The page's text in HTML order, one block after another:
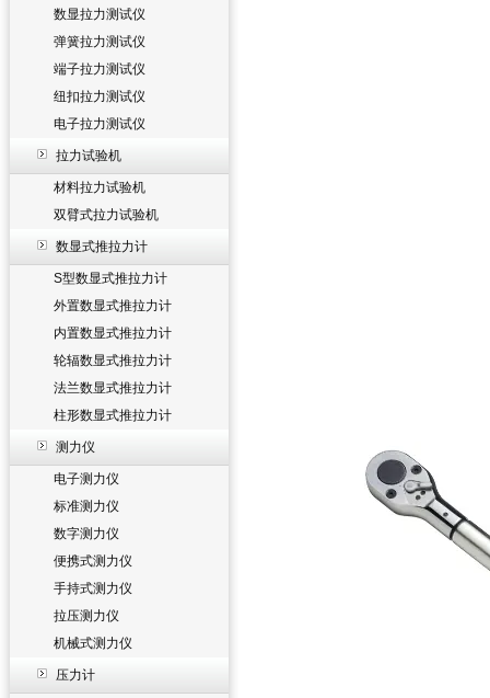
数显拉力测试仪
弹簧拉力测试仪
端子拉力测试仪
纽扣拉力测试仪
电子拉力测试仪
拉力试验机
材料拉力试验机
双臂式拉力试验机
数显式推拉力计
S型数显式推拉力计
外置数显式推拉力计
内置数显式推拉力计
轮辐数显式推拉力计
法兰数显式推拉力计
柱形数显式推拉力计
测力仪
电子测力仪
标准测力仪
数字测力仪
便携式测力仪
手持式测力仪
拉压测力仪
机械式测力仪
压力计